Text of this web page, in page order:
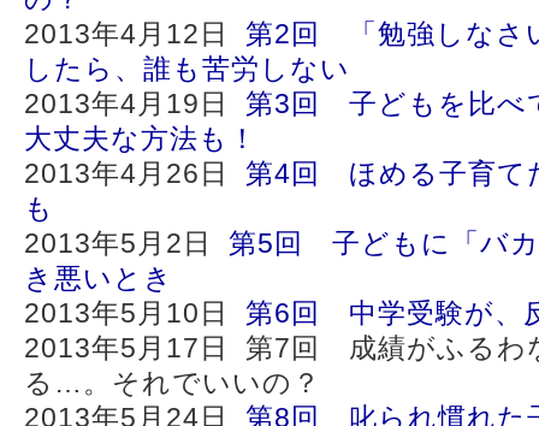
2013年4月12日 第2回 「勉強しなさ
したら、誰も苦労しない
2013年4月19日 第3回 子どもを比べ
大丈夫な方法も！
2013年4月26日 第4回 ほめる子育て
も
2013年5月2日 第5回 子どもに「バ
き悪いとき
2013年5月10日 第6回 中学受験が、
2013年5月17日 第7回 成績がふるわ
る…。それでいいの？
2013年5月24日 第8回 叱られ慣れた